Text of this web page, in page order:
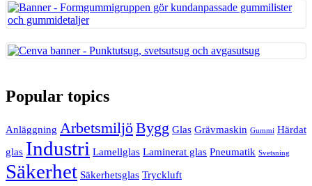
Popular topics
Anläggning ArbetsmiljöBygg Glas Grävmaskin Gummi Härdat
glas Industri Lamellglas Laminerat glas Pneumatik Svetsning
Säkerhet Säkerhetsglas Tryckluft